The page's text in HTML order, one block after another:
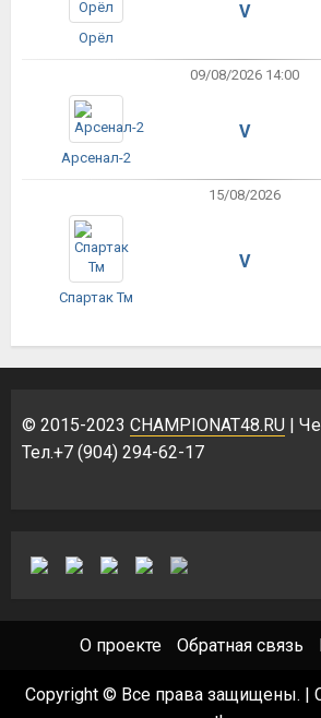
Орёл
V
09/08/2026 14:00
Арсенал-2
V
15/08/2026
Спартак Тм
V
© 2015-2023 CHAMPIONAT48.RU |
Тел.+7 (904) 294-62-17
О проекте Обратная связь
Copyright © Все права защищены.